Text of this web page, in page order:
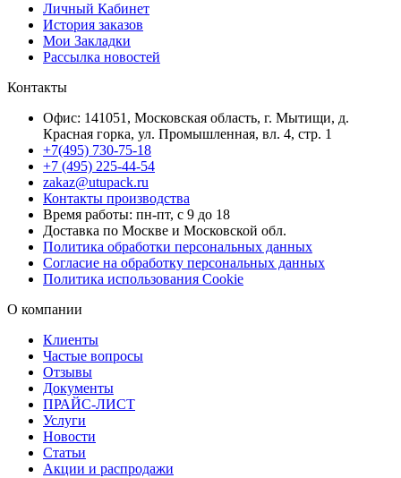
Личный Кабинет
История заказов
Мои Закладки
Рассылка новостей
Контакты
Офис: 141051, Московская область, г. Мытищи, д.
Красная горка, ул. Промышленная, вл. 4, стр. 1
+7(495) 730-75-18
+7 (495) 225-44-54
zakaz@utupack.ru
Контакты производства
Время работы: пн-пт, с 9 до 18
Доставка по Москве и Московской обл.
Политика обработки персональных данных
Согласие на обработку персональных данных
Политика использования Cookie
О компании
Клиенты
Частые вопросы
Отзывы
Документы
ПРАЙС-ЛИСТ
Услуги
Новости
Статьи
Акции и распродажи